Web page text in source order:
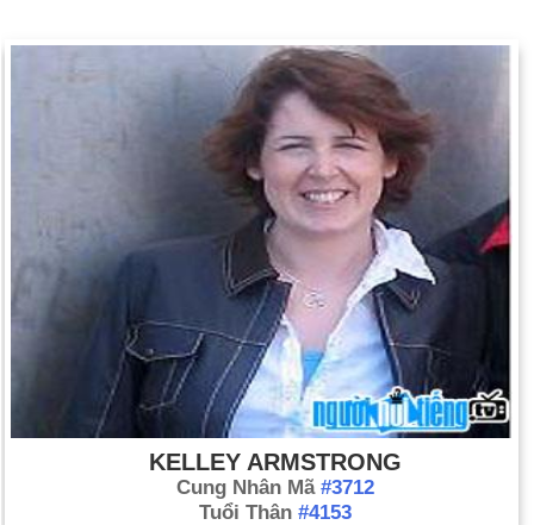
KELLEY ARMSTRONG
Cung Nhân Mã #3712
Tuổi Thân #4153